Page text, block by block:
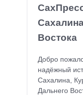
Востока
Добро
надёжный
Сахалина,
Дальнего